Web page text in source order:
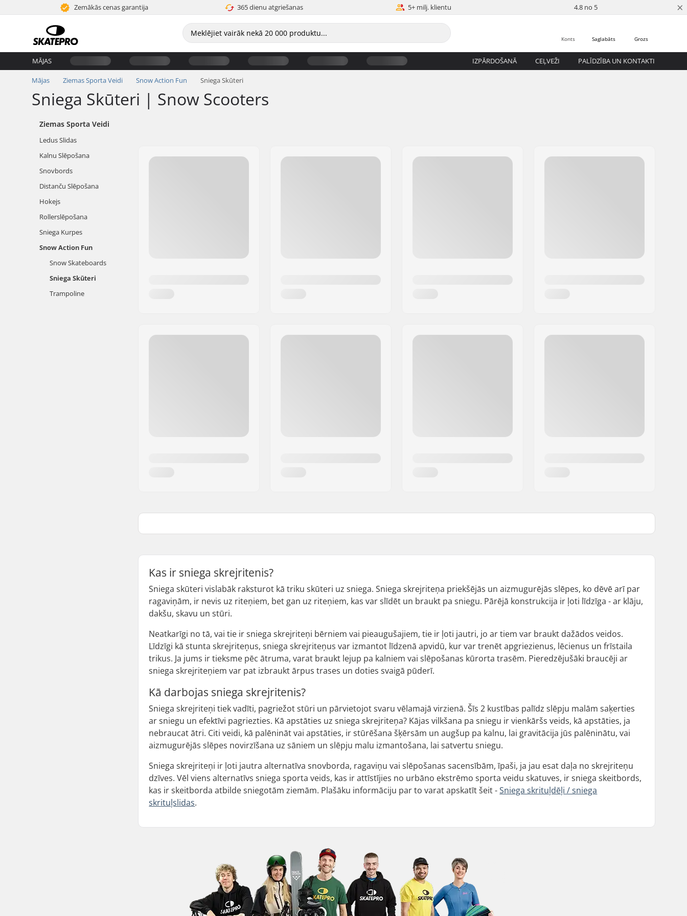
Zemākās cenas garantija 365 dienu atgriešanas 5+ milj. klientu 4.8 no 5 ×
Grozs
Saglabāts
Konts
MĀJAS IZPĀRDOŠANĀ CEĻVEŽI PALĪDZĪBA UN KONTAKTI
Mājas Ziemas Sporta Veidi Snow Action Fun Sniega Skūteri
Sniega Skūteri | Snow Scooters
Ziemas Sporta Veidi
Ledus Slidas
Kalnu Slēpošana
Snovbords
Distanču Slēpošana
Hokejs
Rollerslēpošana
Sniega Kurpes
Snow Action Fun
Snow Skateboards
Sniega Skūteri
Trampoline
Kas ir sniega skrejritenis?
Sniega skūteri vislabāk raksturot kā triku skūteri uz sniega. Sniega skrejriteņa priekšējās un aizmugurējās slēpes, ko dēvē arī par
ragaviņām, ir nevis uz riteņiem, bet gan uz riteņiem, kas var slīdēt un braukt pa sniegu. Pārējā konstrukcija ir ļoti līdzīga - ar klāju,
dakšu, skavu un stūri.
Neatkarīgi no tā, vai tie ir sniega skrejriteņi bērniem vai pieaugušajiem, tie ir ļoti jautri, jo ar tiem var braukt dažādos veidos.
Līdzīgi kā stunta skrejriteņus, sniega skrejriteņus var izmantot līdzenā apvidū, kur var trenēt apgriezienus, lēcienus un frīstaila
trikus. Ja jums ir tieksme pēc ātruma, varat braukt lejup pa kalniem vai slēpošanas kūrorta trasēm. Pieredzējušāki braucēji ar
sniega skrejriteņiem var pat izbraukt ārpus trases un doties svaigā pūderī.
Kā darbojas sniega skrejritenis?
Sniega skrejriteņi tiek vadīti, pagriežot stūri un pārvietojot svaru vēlamajā virzienā. Šīs 2 kustības palīdz slēpju malām saķerties
ar sniegu un efektīvi pagriezties. Kā apstāties uz sniega skrejriteņa? Kājas vilkšana pa sniegu ir vienkāršs veids, kā apstāties, ja
nebraucat ātri. Citi veidi, kā palēnināt vai apstāties, ir stūrēšana šķērsām un augšup pa kalnu, lai gravitācija jūs palēninātu, vai
aizmugurējās slēpes novirzīšana uz sāniem un slēpju malu izmantošana, lai satvertu sniegu.
Sniega skrejriteņi ir ļoti jautra alternatīva snovborda, ragaviņu vai slēpošanas sacensībām, īpaši, ja jau esat daļa no skrejriteņu
dzīves. Vēl viens alternatīvs sniega sporta veids, kas ir attīstījies no urbāno ekstrēmo sporta veidu skatuves, ir sniega skeitbords,
kas ir skeitborda atbilde sniegotām ziemām. Plašāku informāciju par to varat apskatīt šeit -Sniega skrituļdēļi / sniega
skrituļslidas.